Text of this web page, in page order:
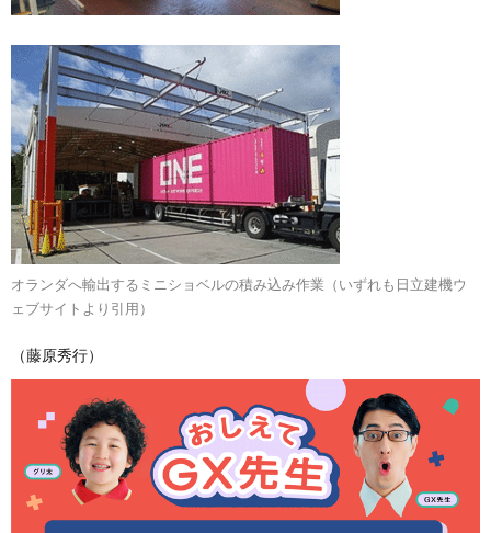
オランダへ輸出するミニショベルの積み込み作業（いずれも日立建機ウ
ェブサイトより引用）
（藤原秀行）